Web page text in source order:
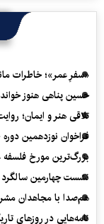
«سفرِ عمر»؛ خاطرات
حسین پناهی هنوز
تلاقی هنر و ایمان؛
فراخوان نوزدهمین
بزرگ‌ترین مورخ فلسفه
نشست چهارمین
هم‌صدا با مجاهدان
نامه‌هایی در روزهای